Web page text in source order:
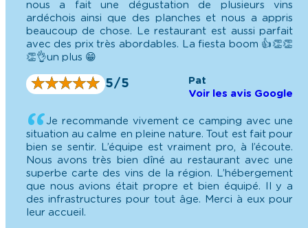
nous a fait une dégustation de plusieurs vins
ardéchois ainsi que des planches et nous a appris
beaucoup de chose. Le restaurant est aussi parfait
avec des prix très abordables. La fiesta boom 👍👏👏
👏👌un plus 😁
★★★★★
★★★★★ 5/5
Pat
Voir les avis Google
Je recommande vivement ce camping avec une
situation au calme en pleine nature. Tout est fait pour
bien se sentir. L’équipe est vraiment pro, à l’écoute.
Nous avons très bien dîné au restaurant avec une
superbe carte des vins de la région. L’hébergement
que nous avions était propre et bien équipé. Il y a
des infrastructures pour tout âge. Merci à eux pour
leur accueil.